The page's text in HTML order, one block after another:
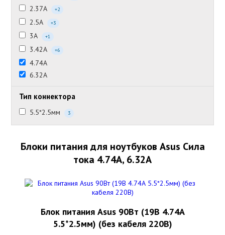
2.37А +2
2.5А +3
3А +1
3.42А +6
4.74А
6.32А
Тип коннектора
5.5*2.5мм 3
Блоки питания для ноутбуков Asus Сила
тока 4.74А, 6.32А
Блок питания Asus 90Вт (19В 4.74А
5.5*2.5мм) (без кабеля 220В)